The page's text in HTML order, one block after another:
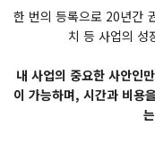
한 번의 등록으로 20년간
치 등 사업의 성
내 사업의 중요한 사안인
이 가능하며, 시간과 비용